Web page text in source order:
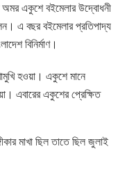
অমর একুশে বইমেলার উদ্বোধনী
এ বছর বইমেলার প্রতিপাদ্য
বিনির্মাণ।
হওয়া। একুশে মানে
এবারের একুশের প্রেক্ষিত
মাখা ছিল তাতে ছিল জুলাই